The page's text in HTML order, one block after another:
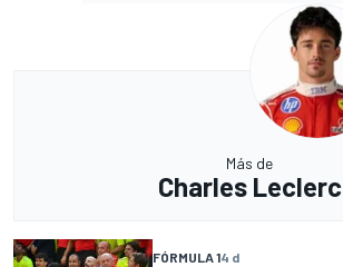
Más de
Charles Leclerc
FÓRMULA 14 d